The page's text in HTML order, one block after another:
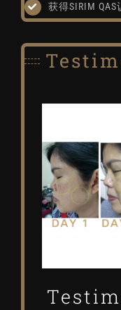
获得SIRIM